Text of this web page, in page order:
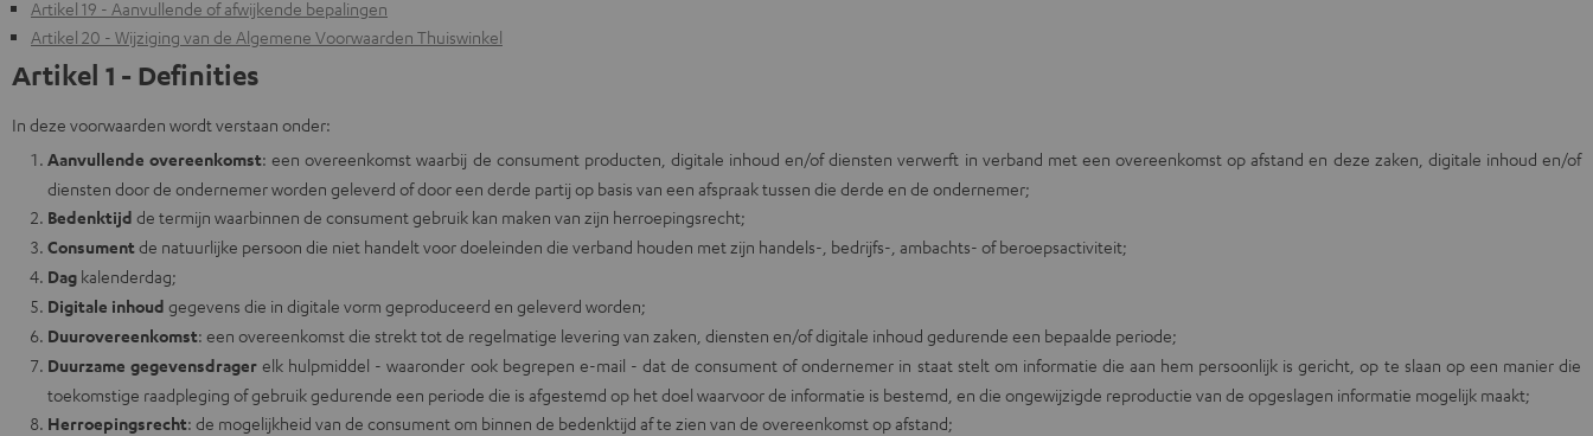
Artikel 19 - Aanvullende of afwijkende bepalingen
Artikel 20 - Wijziging van de Algemene Voorwaarden Thuiswinkel
Artikel 1 - Definities
In deze voorwaarden wordt verstaan onder:
Aanvullende overeenkomst: een overeenkomst waarbij de consument producten, digitale inhoud en/of diensten verwerft in verband met een overeenkomst op afstand en deze zaken, digitale inhoud en/of
diensten door de ondernemer worden geleverd of door een derde partij op basis van een afspraak tussen die derde en de ondernemer;
Bedenktijd de termijn waarbinnen de consument gebruik kan maken van zijn herroepingsrecht;
Consumentde natuurlijke persoon die niet handelt voor doeleinden die verband houden met zijn handels-, bedrijfs-, ambachts- of beroepsactiviteit;
Dag kalenderdag;
Digitale inhoud gegevens die in digitale vorm geproduceerd en geleverd worden;
Duurovereenkomst: een overeenkomst die strekt tot de regelmatige levering van zaken, diensten en/of digitale inhoud gedurende een bepaalde periode;
Duurzame gegevensdrager elk hulpmiddel - waaronder ook begrepen e-mail - dat de consument of ondernemer in staat stelt om informatie die aan hem persoonlijk is gericht, op te slaan op een manier die
toekomstige raadpleging of gebruik gedurende een periode die is afgestemd op het doel waarvoor de informatie is bestemd, en die ongewijzigde reproductie van de opgeslagen informatie mogelijk maakt;
Herroepingsrecht: de mogelijkheid van de consument om binnen de bedenktijd af te zien van de overeenkomst op afstand;